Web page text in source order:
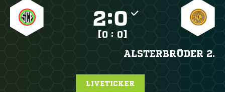
:
[0 : 0]
ALSTERBRÜDER 2.
LIVETICKER